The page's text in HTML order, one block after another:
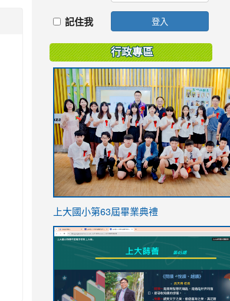
記住我 登入
行政專區
link
https://sites.google.com/stes.tyc.edu.tw/
上大國小第63屆畢業典禮
link